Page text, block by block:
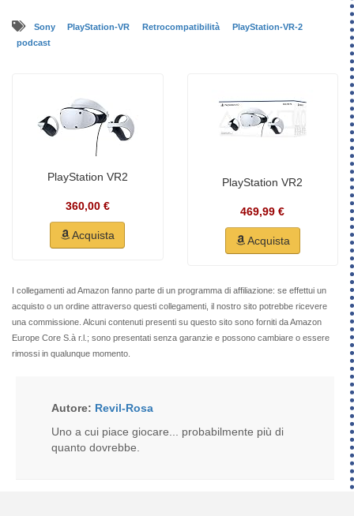
Sony PlayStation-VR Retrocompatibilità
PlayStation-VR-2
podcast
PlayStation VR2
360,00 €
Acquista
PlayStation VR2
469,99 €
Acquista
I collegamenti ad Amazon fanno parte di un programma di affiliazione: se effettui un
acquisto o un ordine attraverso questi collegamenti, il nostro sito potrebbe ricevere
una commissione. Alcuni contenuti presenti su questo sito sono forniti da Amazon
Europe Core S.à r.l.; sono presentati senza garanzie e possono cambiare o essere
rimossi in qualunque momento.
Autore: Revil-Rosa
Uno a cui piace giocare... probabilmente più di
quanto dovrebbe.